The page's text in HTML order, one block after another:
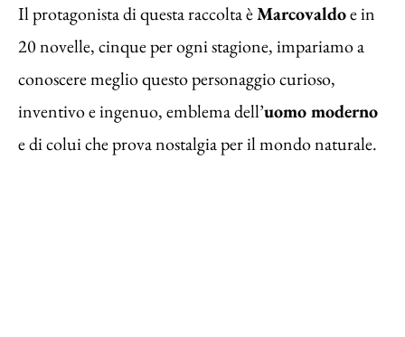
Il protagonista di questa raccolta èMarcovaldoe in
20 novelle, cinque per ogni stagione, impariamo a
conoscere meglio questo personaggio curioso,
inventivo e ingenuo, emblema dell’uomo moderno
e di colui che prova nostalgia per il mondo naturale.